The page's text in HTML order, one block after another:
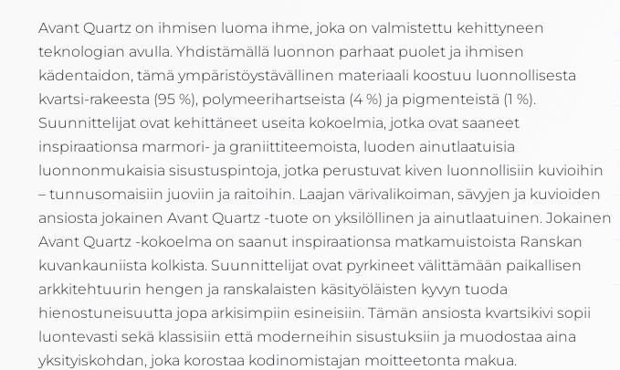
Avant Quartz on ihmisen luoma ihme, joka on valmistettu kehittyneen
teknologian avulla. Yhdistämällä luonnon parhaat puolet ja ihmisen
kädentaidon, tämä ympäristöystävällinen materiaali koostuu luonnollisesta
kvartsi-rakeesta (95 %), polymeerihartseista (4 %) ja pigmenteistä (1 %).
Suunnittelijat ovat kehittäneet useita kokoelmia, jotka ovat saaneet
inspiraationsa marmori- ja graniittiteemoista, luoden ainutlaatuisia
luonnonmukaisia sisustuspintoja, jotka perustuvat kiven luonnollisiin kuvioihin
– tunnusomaisiin juoviin ja raitoihin. Laajan värivalikoiman, sävyjen ja kuvioiden
ansiosta jokainen Avant Quartz -tuote on yksilöllinen ja ainutlaatuinen. Jokainen
Avant Quartz -kokoelma on saanut inspiraationsa matkamuistoista Ranskan
kuvankauniista kolkista. Suunnittelijat ovat pyrkineet välittämään paikallisen
arkkitehtuurin hengen ja ranskalaisten käsityöläisten kyvyn tuoda
hienostuneisuutta jopa arkisimpiin esineisiin. Tämän ansiosta kvartsikivi sopii
luontevasti sekä klassisiin että moderneihin sisustuksiin ja muodostaa aina
yksityiskohdan, joka korostaa kodinomistajan moitteetonta makua.